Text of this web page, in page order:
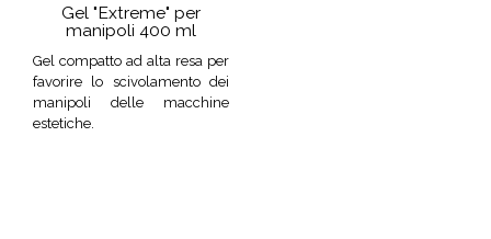
Gel "Extreme" per
manipoli 400 ml
Gel compatto ad alta resa per
favorire lo scivolamento dei
manipoli delle macchine
estetiche.